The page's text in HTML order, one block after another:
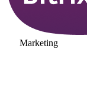
Marketing